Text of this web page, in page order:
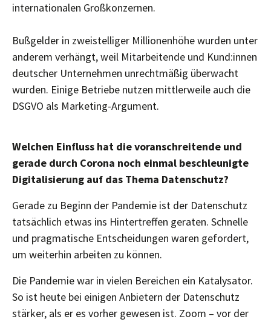
internationalen Großkonzernen.
Bußgelder in zweistelliger Millionenhöhe wurden unter
anderem verhängt, weil Mitarbeitende und Kund:innen
deutscher Unternehmen unrechtmäßig überwacht
wurden. Einige Betriebe nutzen mittlerweile auch die
DSGVO als Marketing-Argument.
Welchen Einfluss hat die voranschreitende und
gerade durch Corona noch einmal beschleunigte
Digitalisierung auf das Thema Datenschutz?
Gerade zu Beginn der Pandemie ist der Datenschutz
tatsächlich etwas ins Hintertreffen geraten. Schnelle
und pragmatische Entscheidungen waren gefordert,
um weiterhin arbeiten zu können.
Die Pandemie war in vielen Bereichen ein Katalysator.
So ist heute bei einigen Anbietern der Datenschutz
stärker, als er es vorher gewesen ist. Zoom – vor der